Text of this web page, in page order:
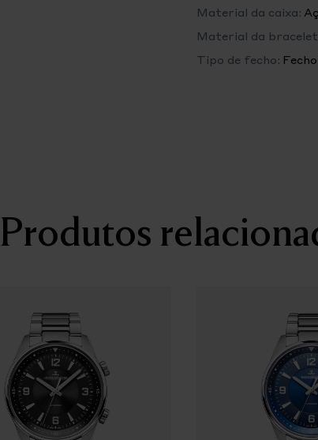
PULSEIRA
Couro
Material da caixa:
Material da
Tipo de fecho:
Produtos